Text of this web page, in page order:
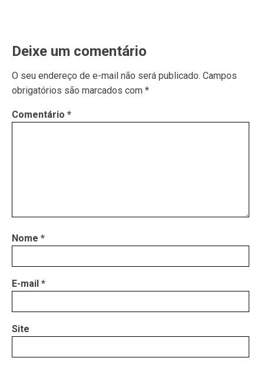
Deixe um comentário
O seu endereço de e-mail não será publicado. Campos
obrigatórios são marcados com *
Comentário *
Nome *
E-mail *
Site